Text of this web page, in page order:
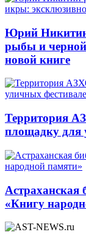
Юрий Никитин
рыбы и
новой книге
Территория
площадку для
Астраханская
«Книгу